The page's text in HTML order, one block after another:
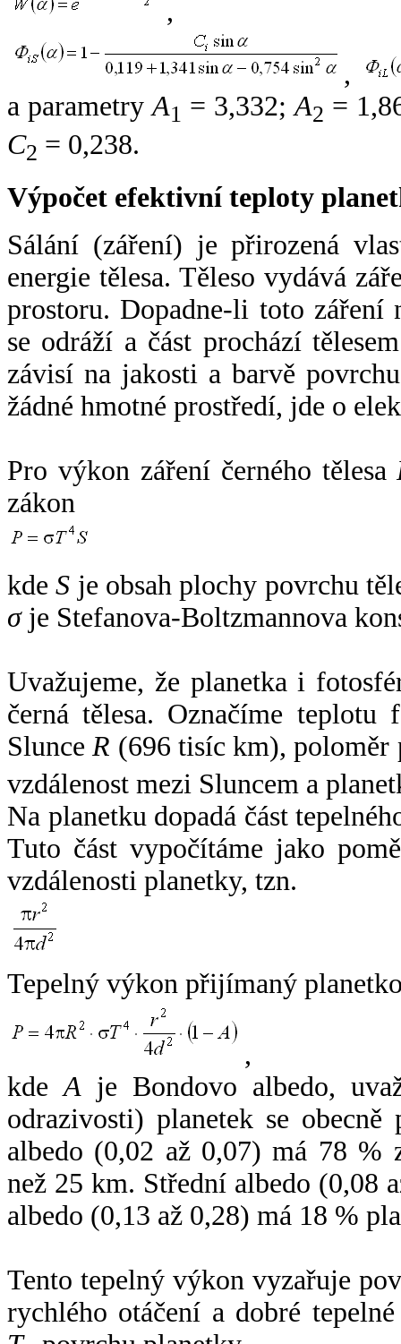
,
,
a parametryA1 = 3,332;A2 =
C2 = 0,238.
Výpočet efektivní teploty
Sálání (záření) je přirozená
energie tělesa. Těleso vydává
prostoru. Dopadne-li toto záření
se odráží a část prochází
závisí na jakosti a barvě
žádné hmotné prostředí, jde o
Pro výkon záření černého tělesa
zákon
kdeS je obsah plochy povrchu
σje Stefanova-Boltzmannova
Uvažujeme, že planetka i
černá tělesa. Označíme
SlunceR (696 tisíc km),
vzdálenost mezi Sluncem a
Na planetku dopadá část
Tuto část vypočítáme jako
vzdálenosti planetky, tzn.
Tepelný výkon přijímaný
,
kdeA je Bondovo albedo,
odrazivosti) planetek se
albedo (0,02 až 0,07) má 78 %
než 25 km. Střední albedo (0,08
albedo (0,13 až 0,28) má 18 %
Tento tepelný výkon vyzařuje
rychlého otáčení a dobré